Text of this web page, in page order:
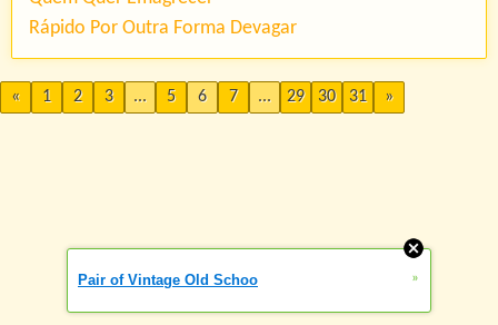
Rápido Por Outra Forma Devagar
« 1 2 3 ... 5 6 7 ... 29 30 31 »
Pair of Vintage Old Schoo »